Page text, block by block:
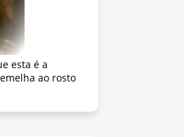
esta é a
ao rosto